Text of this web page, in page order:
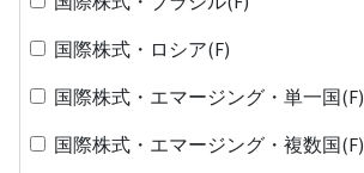
国際株式・ロシア(F)
国際株式・エマージング・単一国(F)
国際株式・エマージング・複数国(F)